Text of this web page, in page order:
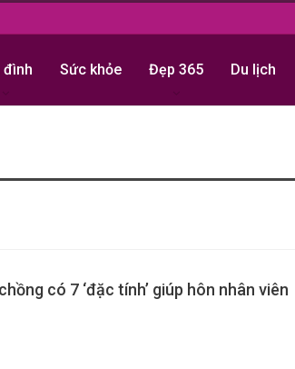
đình Sức khỏe Đẹp 365 Du lịch
có 7 ‘đặc tính’ giúp hôn nhân viên